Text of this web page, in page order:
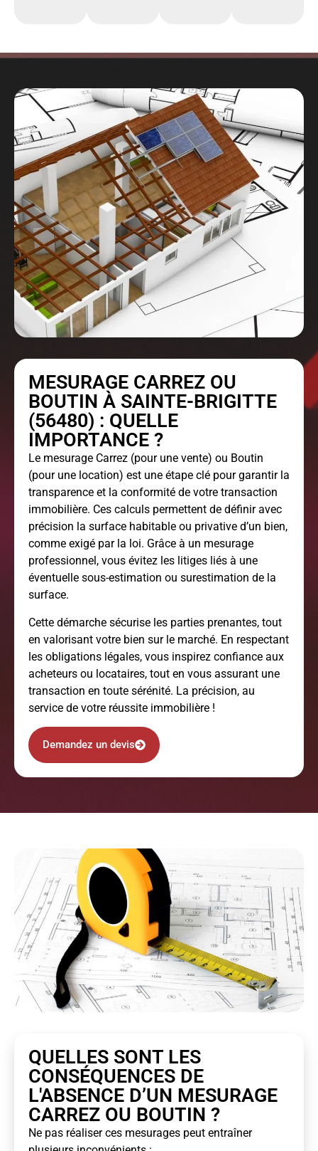
MESURAGE CARREZ OU
BOUTIN À SAINTE-BRIGITTE
(56480) : QUELLE
IMPORTANCE ?
Le mesurage Carrez (pour une vente) ou Boutin
(pour une location) est une étape clé pour garantir la
transparence et la conformité de votre transaction
immobilière. Ces calculs permettent de définir avec
précision la surface habitable ou privative d’un bien,
comme exigé par la loi. Grâce à un mesurage
professionnel, vous évitez les litiges liés à une
éventuelle sous-estimation ou surestimation de la
surface.
Cette démarche sécurise les parties prenantes, tout
en valorisant votre bien sur le marché. En respectant
les obligations légales, vous inspirez confiance aux
acheteurs ou locataires, tout en vous assurant une
transaction en toute sérénité. La précision, au
service de votre réussite immobilière !
Demandez un devis
QUELLES SONT LES
CONSÉQUENCES DE
L'ABSENCE D’UN MESURAGE
CARREZ OU BOUTIN ?
Ne pas réaliser ces mesurages peut entraîner